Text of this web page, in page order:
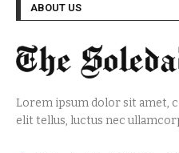
ABOUT US
Lorem ipsum dolor sit amet,
elit tellus, luctus nec